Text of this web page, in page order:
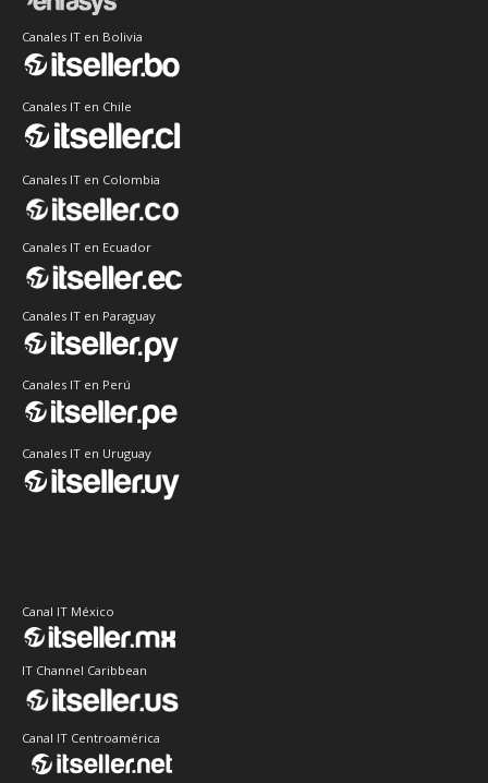
Canales IT en Bolivia
Canales IT en Chile
Canales IT en Colombia
Canales IT en Ecuador
Canales IT en Paraguay
Canales IT en Perú
Canales IT en Uruguay
Canal IT México
IT Channel Caribbean
Canal IT Centroamérica